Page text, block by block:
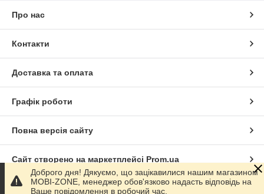
Про нас
Контакти
Доставка та оплата
Графік роботи
Повна версія сайту
Сайт створено на маркетплейсі Prom.ua
Політика конфіденційності
Доброго дня! Дякуємо, що зацікавилися нашим магазином
MOBI-ZONE, менеджер обов'язково надасть відповідь на
Ваше повідомлення в робочий час.